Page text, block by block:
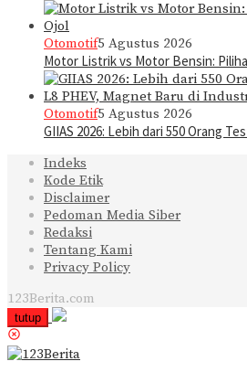
Otomotif5 Agustus 2026
Motor Listrik vs Motor Bensin:
Otomotif5 Agustus 2026
GIIAS 2026: Lebih dari 550 Orang
Indeks
Kode Etik
Disclaimer
Pedoman Media Siber
Redaksi
Tentang Kami
Privacy Policy
123Berita.com
tutup